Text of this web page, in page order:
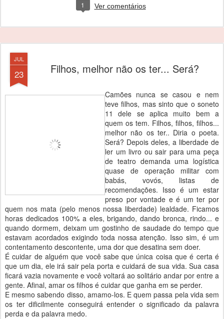
1 Ver comentários
JUL
23 Filhos, melhor não os ter... Será?
Camões nunca se casou e nem
teve filhos, mas sinto que o soneto
11 dele se aplica muito bem a
quem os tem. Filhos, filhos, filhos...
melhor não os ter.. Diria o poeta.
Será? Depois deles, a liberdade de
ler um livro ou sair para uma peça
de teatro demanda uma logística
quase de operação militar com
babás, vovós, listas de
recomendações. Isso é um estar
preso por vontade e é um ter por
quem nos mata (pelo menos nossa liberdade) lealdade. Ficamos
horas dedicados 100% a eles, brigando, dando bronca, rindo... e
quando dormem, deixam um gostinho de saudade do tempo que
estavam acordados exigindo toda nossa atenção. Isso sim, é um
contentamento descontente, uma dor que desatina sem doer.
É cuidar de alguém que você sabe que única coisa que é certa é
que um dia, ele irá sair pela porta e cuidará de sua vida. Sua casa
ficará vazia novamente e você voltará ao solitário andar por entre a
gente. Afinal, amar os filhos é cuidar que ganha em se perder.
E mesmo sabendo disso, amamo-los. E quem passa pela vida sem
os ter dificilmente conseguirá entender o significado da palavra
perda e da palavra medo.